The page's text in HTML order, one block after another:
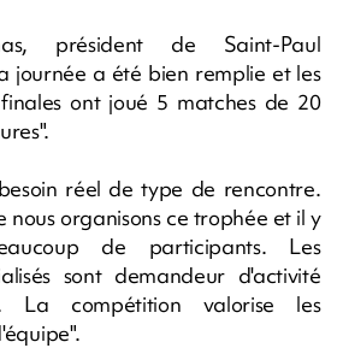
président de Saint-Paul
journée a été bien remplie et les
ont joué 5 matches de 20
réel de type de rencontre.
nous organisons ce trophée et il y
de participants. Les
sont demandeur d'activité
La compétition valorise les